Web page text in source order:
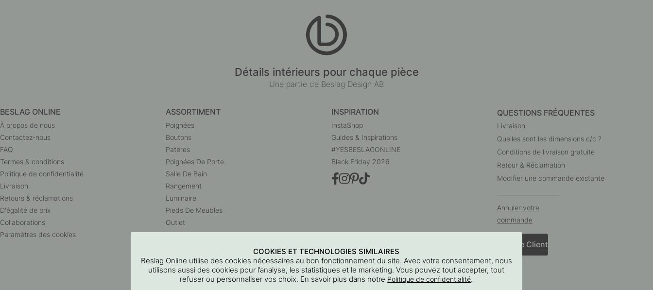
Détails intérieurs pour chaque pièce
Une partie de Beslag Design AB
BESLAG ONLINE
À propos de nous
Contactez-nous
FAQ
Termes & conditions
Politique de confidentialité
Livraison
Retours & réclamations
D'égalité de prix
Collaborations
Paramètres des cookies
ASSORTIMENT
Poignées
Boutons
Patères
Poignées De Porte
Salle De Bain
Rangement
Luminaire
Pieds De Meubles
Outlet
INSPIRATION
InstaShop
Guides & Inspirations
#YESBESLAGONLINE
Black Friday 2026
QUESTIONS FRÉQUENTES
Livraison
Quelles sont les dimensions c/c ?
Conditions de livraison gratuite
Retour & Réclamation
Modifier une commande existante
Annuler votre
commande
Service Client
COOKIES ET TECHNOLOGIES SIMILAIRES
Beslag Online utilise des cookies nécessaires au bon fonctionnement du site. Avec votre consentement, nous
utilisons aussi des cookies pour l’analyse, les statistiques et le marketing. Vous pouvez tout accepter, tout
refuser ou personnaliser vos choix. En savoir plus dans notre Politique de confidentialité.